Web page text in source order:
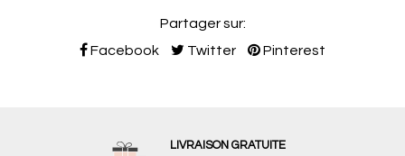
Partager sur:
Facebook
Twitter Pinterest
LIVRAISON GRATUITE